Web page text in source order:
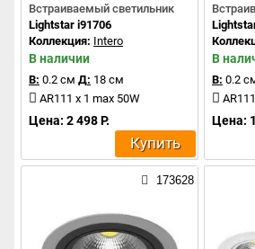
Встраиваемый светильник
Lightstar i91706
Коллекция: Intero
В наличии
В: 0.2 см Д: 18 см
AR111 x 1 max 50W
Цена: 2 498 Р.
Купить
В
В: 0.2
Цена:
173628